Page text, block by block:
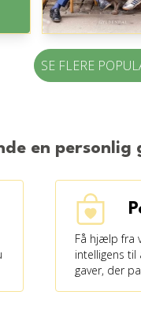
SE FLERE
en
Få hjælp fra
intelligens til
gaver, der